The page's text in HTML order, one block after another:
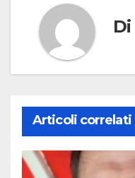
Di
Articoli correlati